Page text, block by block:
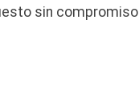
sin compromiso